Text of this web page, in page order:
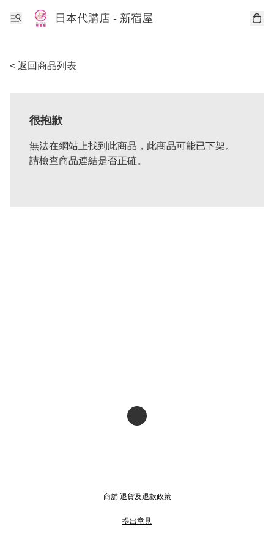
日本代購店 - 新宿屋
< 返回商品列表
很抱歉
無法在網站上找到此商品，此商品可能已下架。
請檢查商品連結是否正確。
商舖 退貨及退款政策
提出意見